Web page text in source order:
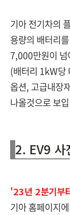
기아 전기차의
용량의 배터리
7,000만원이
(배터리 1kW당
옵션, 고급내장
나올것으로 보
2. EV9 사
'23년 2분기부
기아 홈페이지